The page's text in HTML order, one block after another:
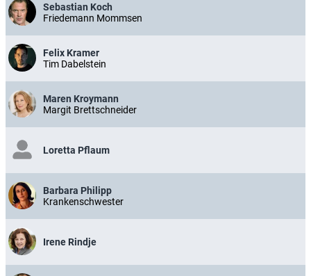
Sebastian Koch
Friedemann Mommsen
Felix Kramer
Tim Dabelstein
Maren Kroymann
Margit Brettschneider
Loretta Pflaum
Barbara Philipp
Krankenschwester
Irene Rindje